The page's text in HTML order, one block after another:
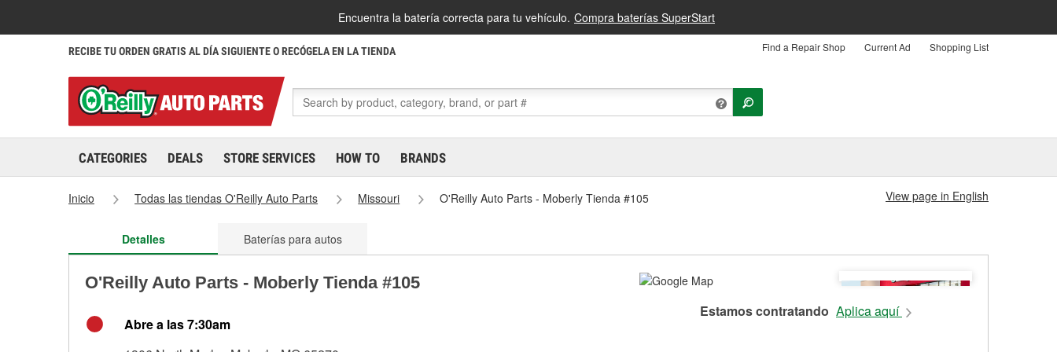
Encuentra la batería correcta para tu vehículo. Compra baterías SuperStart
RECIBE TU ORDEN GRATIS AL DÍA SIGUIENTE O RECÓGELA EN LA TIENDA Find a Repair Shop Current Ad Shopping List
CATEGORIES DEALS STORE SERVICES HOW TO BRANDS
Inicio Todas las tiendas O'Reilly Auto Parts Missouri O'Reilly Auto Parts - Moberly Tienda #105 View page in English
Detalles Baterías para autos
O'Reilly Auto Parts - Moberly Tienda #105
Abre a las 7:30am
Estamos contratando Aplica aquí